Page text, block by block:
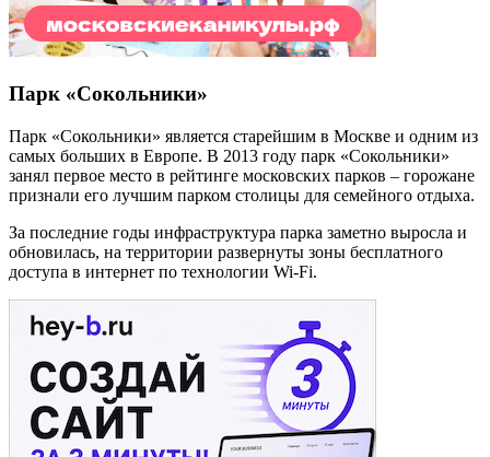
Парк «Сокольники»
Парк «Сокольники» является старейшим в Москве и одним из
самых больших в Европе. В 2013 году парк «Сокольники»
занял первое место в рейтинге московских парков – горожане
признали его лучшим парком столицы для семейного отдыха.
За последние годы инфраструктура парка заметно выросла и
обновилась, на территории развернуты зоны бесплатного
доступа в интернет по технологии Wi-Fi.